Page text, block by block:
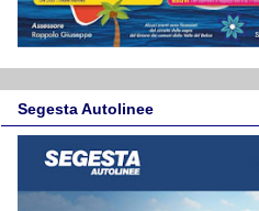
Segesta Autolinee